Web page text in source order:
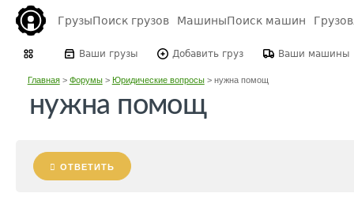
ГрузыПоиск грузов МашиныПоиск машин
Ваши грузы Добавить груз Ваши машины
Главная> Форумы> Юридические вопросы> нужна помощ
нужна помощ
ОТВЕТИТЬ